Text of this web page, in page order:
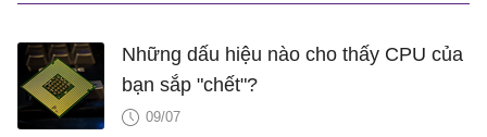
Những dấu hiệu nào cho thấy CPU của
bạn sắp "chết"?
09/07